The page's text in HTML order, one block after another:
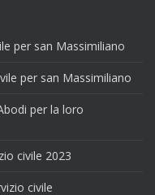
per san Massimiliano
per san Massimiliano
per la loro
civile 2023
civile